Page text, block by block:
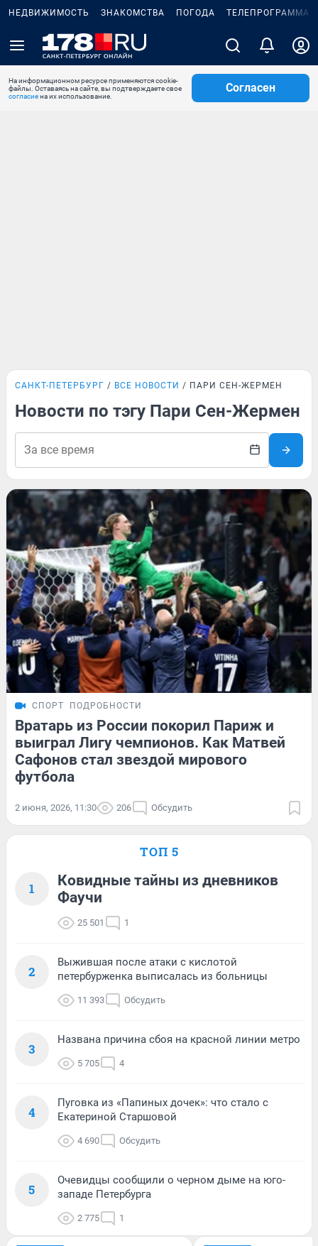
НЕДВИЖИМОСТЬ ЗНАКОМСТВА ПОГОДА ТЕЛЕПРОГРАММА
На информационном ресурсе применяются cookie-
файлы. Оставаясь на сайте, вы подтверждаете свое
согласиена их использование.
Согласен
САНКТ-ПЕТЕРБУРГ ВСЕ НОВОСТИ ПАРИ СЕН-ЖЕРМЕН
Новости по тэгу Пари Сен-Жермен
СПОРТ ПОДРОБНОСТИ
Вратарь из России покорил Париж и
выиграл Лигу чемпионов. Как Матвей
Сафонов стал звездой мирового
футбола
2 июня, 2026, 11:30 206 Обсудить
ТОП 5
1
Ковидные тайны из дневников
Фаучи
25 501 1
2
Выжившая после атаки с кислотой
петербурженка выписалась из больницы
11 393 Обсудить
3
Названа причина сбоя на красной линии метро
5 705 4
4
Пуговка из «Папиных дочек»: что стало с
Екатериной Старшовой
4 690 Обсудить
5
Очевидцы сообщили о черном дыме на юго-
западе Петербурга
2 775 1